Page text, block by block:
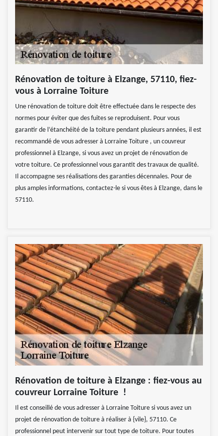
Rénovation de toiture à Elzange, 57110, fiez-
vous à Lorraine Toiture
Une rénovation de toiture doit être effectuée dans le respecte des
normes pour éviter que des fuites se reproduisent. Pour vous
garantir de l’étanchéité de la toiture pendant plusieurs années, il est
recommandé de vous adresser à Lorraine Toiture , un couvreur
professionnel à Elzange, si vous avez un projet de rénovation de
votre toiture. Ce professionnel vous garantit des travaux de qualité.
Il accompagne ses réalisations des garanties décennales. Pour de
plus amples informations, contactez-le si vous êtes à Elzange, dans le
57110.
Rénovation de toiture à Elzange : fiez-vous au
couvreur Lorraine Toiture !
Il est conseillé de vous adresser à Lorraine Toiture si vous avez un
projet de rénovation de toiture à réaliser à {vile}, 57110. Ce
professionnel peut intervenir sur tout type de toiture. Pour toutes